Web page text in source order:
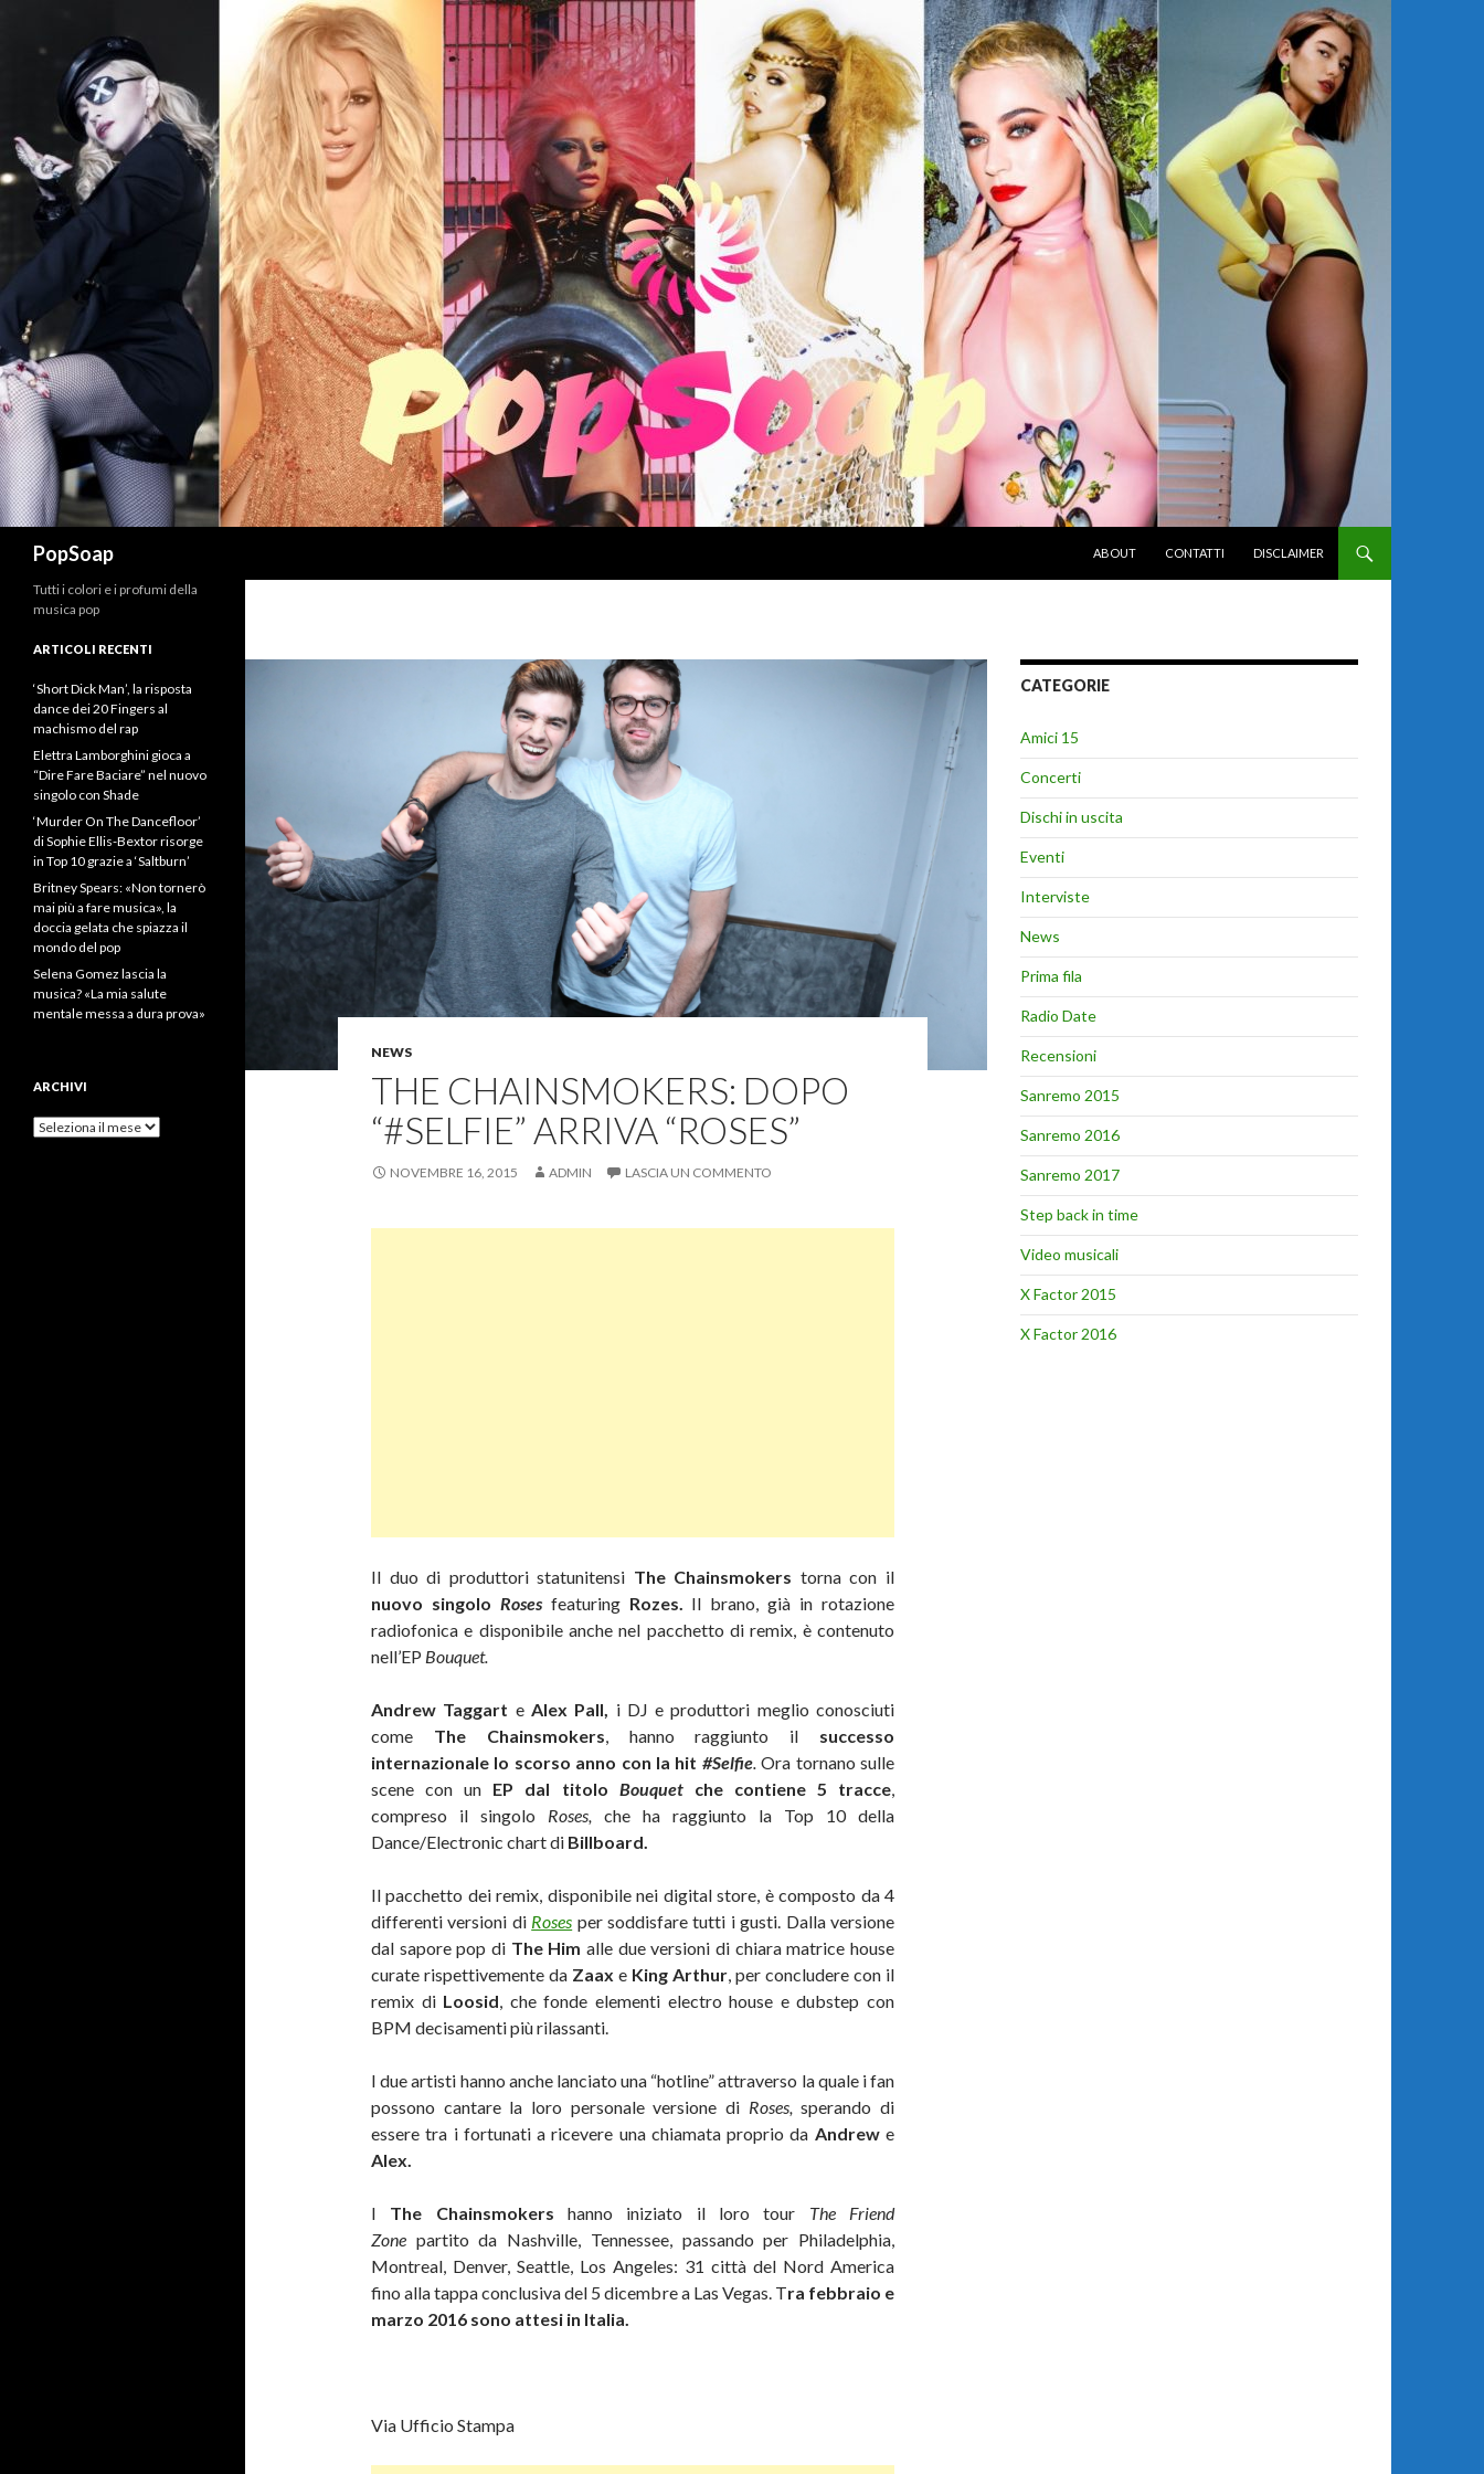
PopSoap
ABOUT
CONTATTI DISCLAIMER
NEWS
THE CHAINSMOKERS: DOPO
“#SELFIE” ARRIVA “ROSES”
NOVEMBRE 16, 2015 ADMIN LASCIA UN COMMENTO
Il duo di produttori statunitensi The Chainsmokers torna con il
nuovo singolo Roses featuring Rozes. Il brano, già in rotazione
radiofonica e disponibile anche nel pacchetto di remix, è contenuto
nell’EP Bouquet.
Andrew Taggart e Alex Pall, i DJ e produttori meglio conosciuti
come The Chainsmokers, hanno raggiunto il successo
internazionale lo scorso anno con la hit #Selfie.Ora tornano sulle
scene con un EP dal titolo Bouquet che contiene 5 tracce,
compreso il singolo Roses, che ha raggiunto la Top 10 della
Dance/Electronic chart di Billboard.
Il pacchetto dei remix, disponibile nei digital store, è composto da 4
differenti versioni di Roses per soddisfare tutti i gusti. Dalla versione
dal sapore pop di The Himalle due versioni di chiara matrice house
curate rispettivemente da Zaax e King Arthur, per concludere con il
remix diLoosid, che fonde elementi electro house e dubstep con
BPM decisamenti più rilassanti.
I due artisti hanno anche lanciato una “hotline” attraverso la quale i fan
possono cantare la loro personale versione di Roses, sperando di
essere tra i fortunati a ricevere una chiamata proprio da Andrewe
Alex.
I The Chainsmokers hanno iniziato il loro tour The Friend
Zone partito da Nashville, Tennessee, passando per Philadelphia,
Montreal, Denver, Seattle, Los Angeles: 31 città del Nord America
fino alla tappa conclusiva del 5 dicembre a Las Vegas. Tra febbraio e
marzo 2016 sono attesi in Italia.
Via Ufficio Stampa
CATEGORIE
Amici 15
Concerti
Dischi in uscita
Eventi
Interviste
News
Prima fila
Radio Date
Recensioni
Sanremo 2015
Sanremo 2016
Sanremo 2017
Step back in time
Video musicali
X Factor 2015
X Factor 2016
Tutti i colori e i profumi della
musica pop
ARTICOLI RECENTI
‘Short Dick Man’, la risposta
dance dei 20 Fingers al
machismo del rap
Elettra Lamborghini gioca a
“Dire Fare Baciare” nel nuovo
singolo con Shade
‘Murder On The Dancefloor’
di Sophie Ellis-Bextor risorge
in Top 10 grazie a ‘Saltburn’
Britney Spears: «Non tornerò
mai più a fare musica», la
doccia gelata che spiazza il
mondo del pop
Selena Gomez lascia la
musica? «La mia salute
mentale messa a dura prova»
ARCHIVI
Archivi